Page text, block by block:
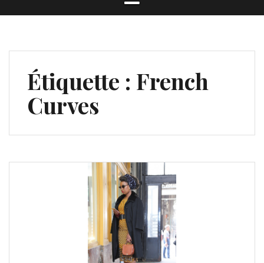
Étiquette : French
Curves